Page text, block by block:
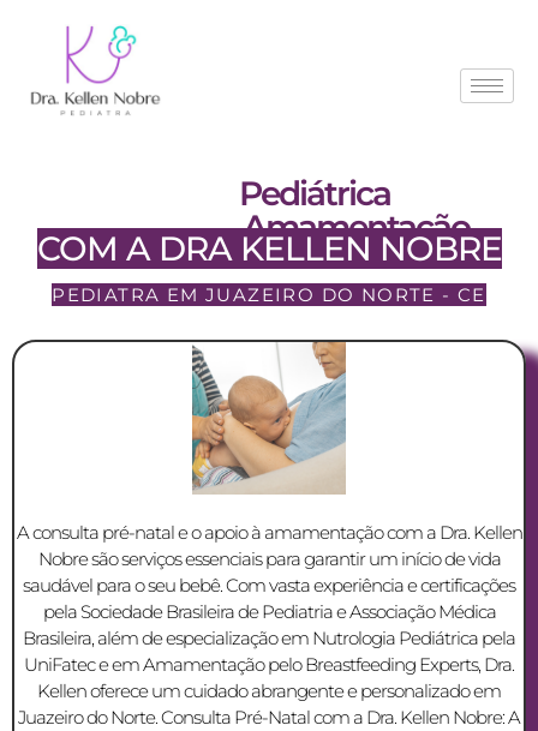
Pediátrica
Pré-Natal eAmamentação
COM A DRA KELLEN NOBRE
PEDIATRA EM JUAZEIRO DO NORTE - CE
A consulta pré-natal e o apoio à amamentação com a Dra. Kellen
Nobre são serviços essenciais para garantir um início de vida
saudável para o seu bebê. Com vasta experiência e certificações
pela Sociedade Brasileira de Pediatria e Associação Médica
Brasileira, além de especialização em Nutrologia Pediátrica pela
UniFatec e em Amamentação pelo Breastfeeding Experts, Dra.
Kellen oferece um cuidado abrangente e personalizado em
Juazeiro do Norte. Consulta Pré-Natal com a Dra. Kellen Nobre: A